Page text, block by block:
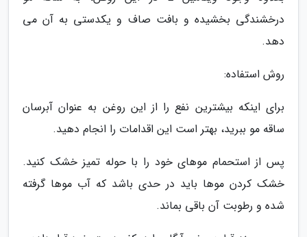
درخشندگی بخشیده و بافت صاف و یکدستی به آن می
دهد.
روش استفاده:
برای اینکه بیشترین نفع را از این روغن به عنوان آبرسان
ساقه مو ببرید، بهتر است این اقدامات را انجام دهید.
پس از استحمام موهای خود را با حوله تمیز خشک کنید.
خشک کردن موها باید در حدی باشد که آب موها گرفته
شده و رطوبت آن باقی بماند.